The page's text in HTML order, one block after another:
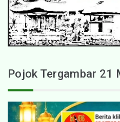
Pojok Tergambar 21